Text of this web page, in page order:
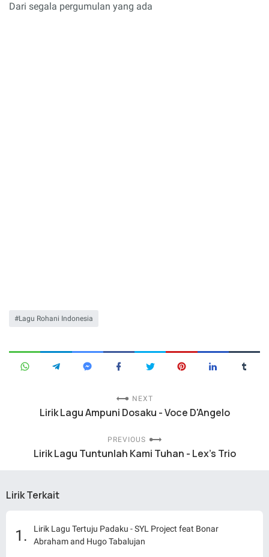
Dari segala pergumulan yang ada
Lagu Rohani Indonesia
NEXT
Lirik Lagu Ampuni Dosaku - Voce D'Angelo
PREVIOUS
Lirik Lagu Tuntunlah Kami Tuhan - Lex's Trio
Lirik Terkait
Lirik Lagu Tertuju Padaku - SYL Project feat Bonar
Abraham and Hugo Tabalujan